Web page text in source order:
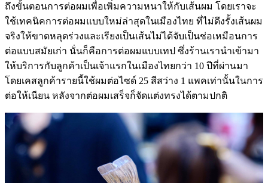
ถึงขั้นตอนการต่อผมเพื่อเพิ่มความหนาให้กับเส้นผม โดยเราจะ
ใช้เทคนิคการต่อผมแบบใหม่ล่าสุดในเมืองไทย ที่ไม่ดึงรั้งเส้นผม
จริงให้ขาดหลุดร่วงและเรียงเป็นเส้นไม่ได้จับเป็นช่อเหมือนการ
ต่อแบบสมัยเก่า นั่นก็คือการต่อผมแบบเทป ซึ่งร้านเรานำเข้ามา
ให้บริการกับลูกค้าเป็นเจ้าแรกในเมืองไทยกว่า 10 ปีที่ผ่านมา
โดยเคสลูกค้ารายนี้ใช้ผมต่อไซด์ 25 สีสว่าง 1 แพคเท่านั้นในการ
ต่อให้เนียน หลังจากต่อผมเสร็จก็จัดแต่งทรงได้ตามปกติ